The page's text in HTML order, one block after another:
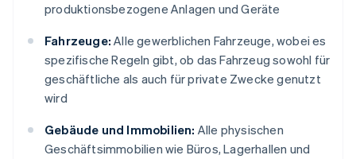
produktionsbezogene Anlagen und Geräte
Fahrzeuge: Alle gewerblichen Fahrzeuge, wobei es
spezifische Regeln gibt, ob das Fahrzeug sowohl für
geschäftliche als auch für private Zwecke genutzt
wird
Gebäude und Immobilien: Alle physischen
Geschäftsimmobilien wie Büros, Lagerhallen und